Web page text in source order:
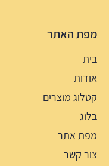
מפת האתר
בית
אודות
קטלוג מוצרים
בלוג
מפת אתר
צור קשר